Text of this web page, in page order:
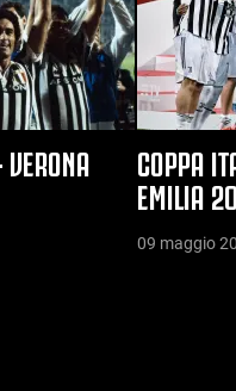
COPPA
EMILIA
09 maggio